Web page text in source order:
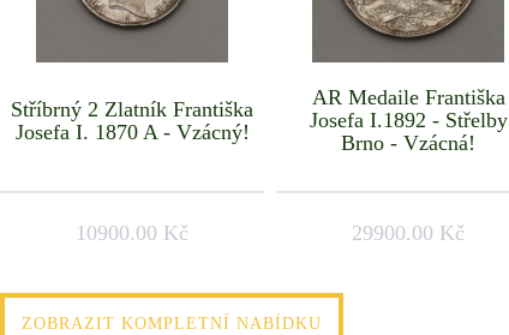
Stříbrný 2 Zlatník Františka
Josefa I. 1870 A - Vzácný!
10900.00 Kč
AR Medaile Františka
Josefa I.1892 - Střelby
Brno - Vzácná!
29900.00 Kč
ZOBRAZIT KOMPLETNÍ NABÍDKU